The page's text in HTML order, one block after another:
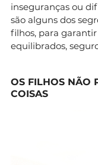
inseguranças ou
são alguns dos
filhos, para
equilibrados,
OS FILHOS NÃO
COISAS